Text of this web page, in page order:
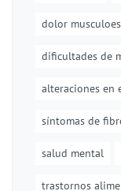
dolor
dificultades de
alteraciones en
síntomas de
salud mental
trastornos